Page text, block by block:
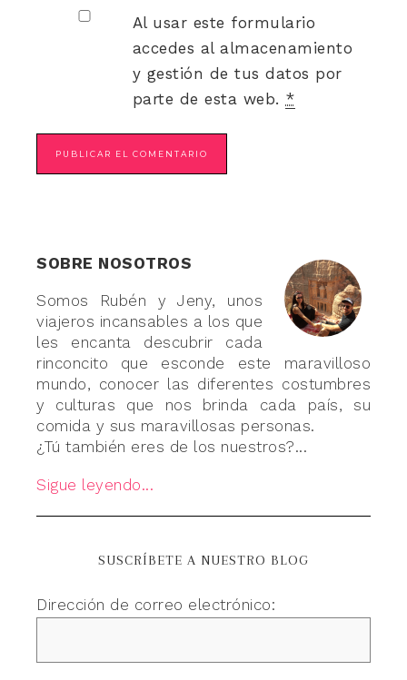
Al usar este formulario
accedes al almacenamiento
y gestión de tus datos por
parte de esta web. *
SOBRE NOSOTROS
Somos Rubén y Jeny, unos
viajeros incansables a los que
les encanta descubrir cada
rinconcito que esconde este maravilloso
mundo, conocer las diferentes costumbres
y culturas que nos brinda cada país, su
comida y sus maravillosas personas.
¿Tú también eres de los nuestros?...
Sigue leyendo...
SUSCRÍBETE A NUESTRO BLOG
Dirección de correo electrónico: